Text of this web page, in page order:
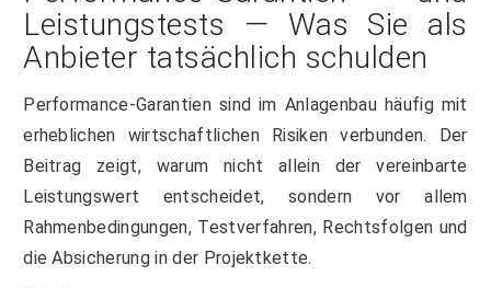
Leistungstests — Was Sie als
Anbieter tatsächlich schulden
Performance-Garantien sind im Anlagenbau häufig mit
erheblichen wirtschaftlichen Risiken verbunden. Der
Beitrag zeigt, warum nicht allein der vereinbarte
Leistungswert entscheidet, sondern vor allem
Rahmenbedingungen, Testverfahren, Rechtsfolgen und
die Absicherung in der Projektkette.